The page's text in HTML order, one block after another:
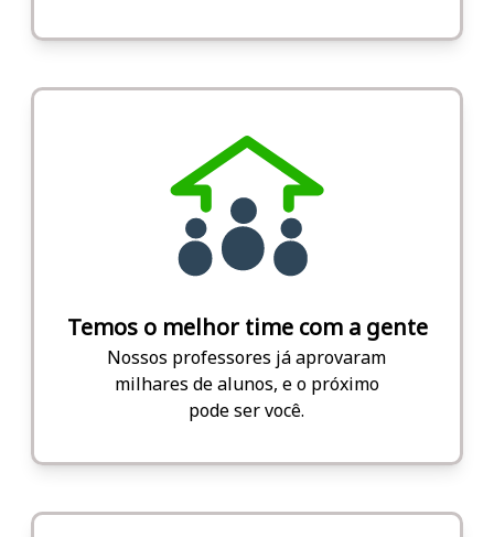
Temos o melhor time com a gente
Nossos professores já aprovaram
milhares de alunos, e o próximo
pode ser você.